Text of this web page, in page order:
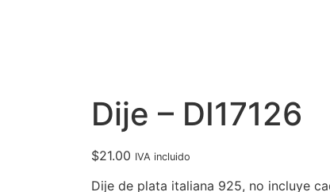
Dije – DI17126
$21.00 IVA incluido
Dije de plata italiana 925, no incluye